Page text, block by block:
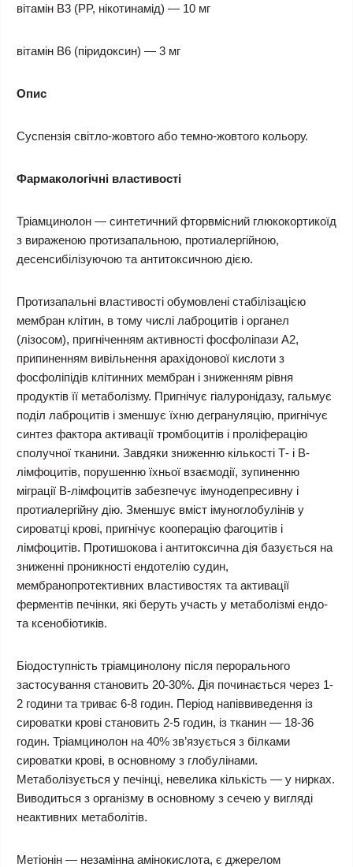
вітамін В3 (PP, нікотинамід) — 10 мг
вітамін В6 (піридоксин) — 3 мг
Опис
Суспензія світло-жовтого або темно-жовтого кольору.
Фармакологічні властивості
Тріамцинолон — синтетичний фторвмісний глюкокортикоїд
з вираженою протизапальною, протиалергійною,
десенсибілізуючою та антитоксичною дією.
Протизапальні властивості обумовлені стабілізацією
мембран клітин, в тому числі лаброцитів і органел
(лізосом), пригніченням активності фосфоліпази A2,
припиненням вивільнення арахідонової кислоти з
фосфоліпідів клітинних мембран і зниженням рівня
продуктів її метаболізму. Пригнічує гіалуронідазу, гальмує
поділ лаброцитів і зменшує їхню дегрануляцію, пригнічує
синтез фактора активації тромбоцитів і проліферацію
сполучної тканини. Завдяки зниженню кількості Т- і B-
лімфоцитів, порушенню їхньої взаємодії, зупиненню
міграції B-лімфоцитів забезпечує імунодепресивну і
протиалергійну дію. Зменшує вміст імуноглобулінів у
сироватці крові, пригнічує кооперацію фагоцитів і
лімфоцитів. Протишокова і антитоксична дія базується на
зниженні проникності ендотелію судин,
мембранопротективних властивостях та активації
ферментів печінки, які беруть участь у метаболізмі ендо-
та ксенобіотиків.
Біодоступність тріамцинолону після перорального
застосування становить 20-30%. Дія починається через 1-
2 години та триває 6-8 годин. Період напіввиведення із
сироватки крові становить 2-5 годин, із тканин — 18-36
годин. Тріамцинолон на 40% зв’язується з білками
сироватки крові, в основному з глобулінами.
Метаболізується у печінці, невелика кількість — у нирках.
Виводиться з організму в основному з сечею у вигляді
неактивних метаболітів.
Метіонін — незамінна амінокислота, є джерелом